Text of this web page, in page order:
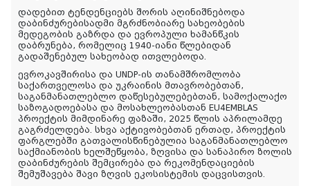
დადებით ტენდენციებს შორის აღინიშნებოდა
დაბინძურებისადმი მგრძნობიარე სახეობების
მედეგობის გაზრდა და ევროპული ხამანწკის
დაბრუნება, რომელიც 1940-იანი წლებიდან
გადაშენებულ სახეობად ითვლებოდა.
ევროკავშირისა და UNDP-ის თანამშრომლობა
საქართველოსა და უკრაინის მთავრობებთან,
საგანმანათლებლო დაწესებულებებთან, სამოქალაქო
საზოგადოებასა და მოსახლეობასთან EU4EMBLAS
პროექტის მიმდინარე ფაზაში, 2025 წლის აპრილამდე
გაგრძელდება. სხვა აქტივობებთან ერთად, პროექტის
ფარგლებში გათვალისწინებულია საგანმანათლებლო
საქმიანობის ხელშეწყობა, ზღვისა და სანაპირო ზოლის
დაბინძურების შემცირება და რეკომენდაციების
შემუშავება შავი ზღვის ეკოსისტემის დაცვისთვის.